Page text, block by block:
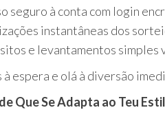
seguro à conta com login
instantâneas dos
e levantamentos simples
à espera e olá à diversão
Que Se Adapta ao Teu